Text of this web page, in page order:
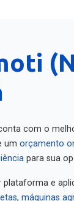
com o
um orçamento
para sua
plataforma e
máquinas